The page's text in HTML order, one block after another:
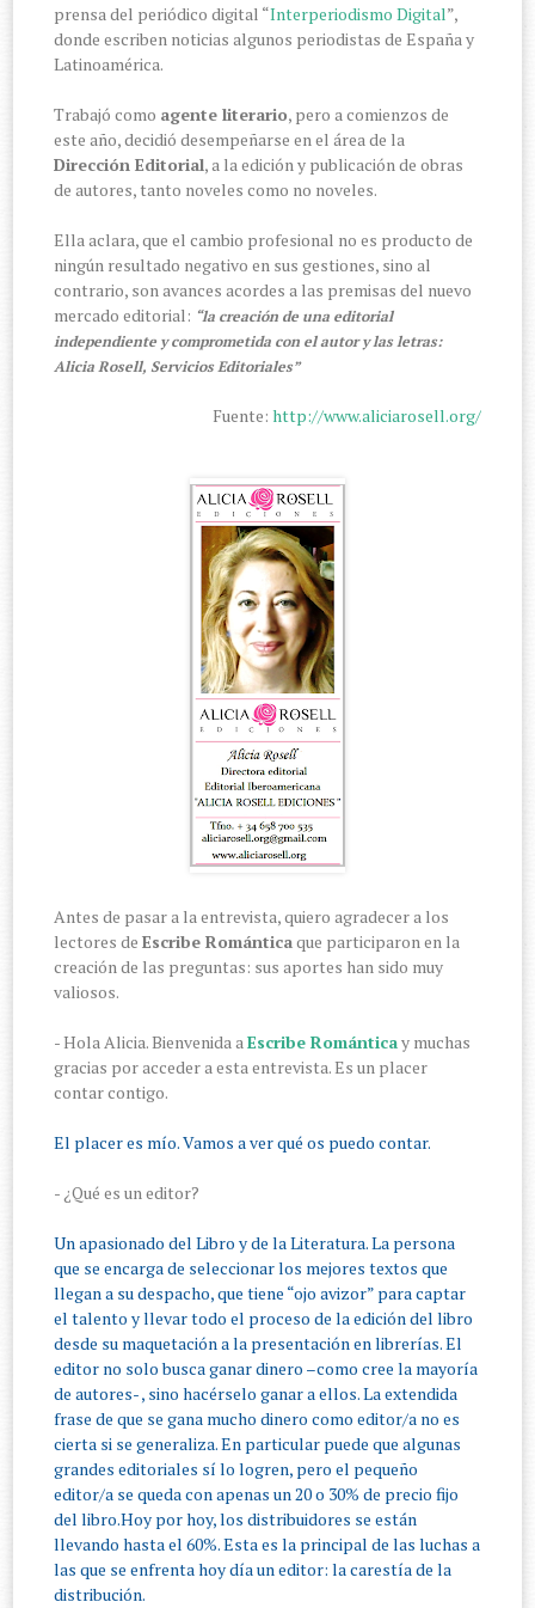
prensa del periódico digital “Interperiodismo Digital”,
donde escriben noticias algunos periodistas de España y
Latinoamérica.
Trabajó como agente literario, pero a comienzos de
este año, decidió desempeñarse en el área de la
Dirección Editorial, a la edición y publicación de obras
de autores, tanto noveles como no noveles.
Ella aclara, que el cambio profesional no es producto de
ningún resultado negativo en sus gestiones, sino al
contrario, son avances acordes a las premisas del nuevo
mercado editorial: “la creación de una editorial
independiente y comprometida con el autor y las letras:
Alicia Rosell,Servicios Editoriales”
Fuente: http://www.aliciarosell.org/
Antes de pasar a la entrevista, quiero agradecer a los
lectores deEscribe Románticaque participaron en la
creación de las preguntas: sus aportes han sido muy
valiosos.
- Hola Alicia. Bienvenida aEscribe Románticay muchas
gracias por acceder a esta entrevista. Es un placer
contar contigo.
El placer es mío. Vamos a ver qué os puedo contar.
- ¿Qué es un editor?
Un apasionado del Libro y de la Literatura. La persona
que se encarga de seleccionar los mejores textos que
llegan a su despacho, que tiene “ojo avizor” para captar
el talento y llevar todo el proceso de la edición del libro
desde su maquetación a la presentación en librerías. El
editor no solo busca ganar dinero –como cree la mayoría
de autores- , sino hacérselo ganar a ellos. La extendida
frase de que se gana mucho dinero como editor/a no es
cierta si se generaliza. En particular puede que algunas
grandes editoriales sí lo logren, pero el pequeño
editor/a se queda con apenas un 20 o 30% de precio fijo
del libro.Hoy por hoy, los distribuidores se están
llevando hasta el 60%. Esta es la principal de las luchas a
las que se enfrenta hoy día un editor: la carestía de la
distribución.